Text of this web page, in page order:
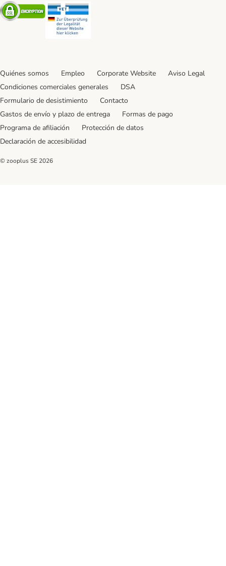
Security
Quiénes somos Empleo Corporate Website
Aviso Legal
Condiciones comerciales generales
DSA
Formulario de desistimiento
Contacto
Gastos de envío y plazo de entrega
Formas de pago
Programa de afiliación
Protección de datos
Declaración de accesibilidad
© zooplus SE 2026